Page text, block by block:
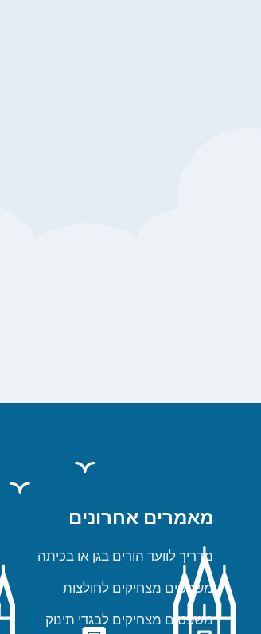
מאמרים אחרונים
מדריך לוועד הורים בגן או בכיתה
משפטים מצחיקים לחולצות
משפטים מצחיקים לבגדי תינוק